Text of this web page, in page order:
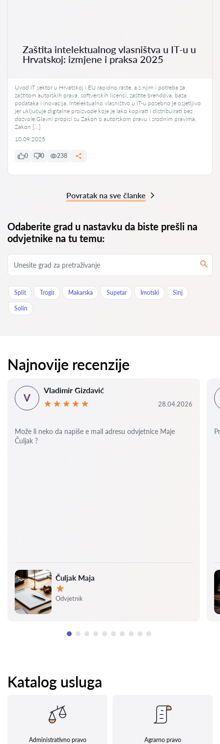
Zaštita intelektualnog vlasništva u IT-u u
Hrvatskoj: izmjene i praksa 2025
Uvod IT sektor u Hrvatskoj i EU rapidno raste, a s njim i potreba za
zaštitom autorskih prava, softverskih licenci, zaštite brendova, baza
podataka i inovacija. Intelektualno vlasništvo u IT-u posebno je osjetljivo
jer uključuje digitalne proizvode koje je lako kopirati i distribuirati bez
dozvole.Glavni propisi su Zakon o autorskom pravu i srodnim pravima,
Zakon […]
10.09.2025
0 0 238
Povratak na sve članke
Odaberite grad u nastavku da biste prešli na
odvjetnike na tu temu:
Split Trogir Makarska Supetar Imotski Sinj
Solin
Najnovije recenzije
Čuljak Maja
Ocjena:
Odvjetnik
V
Vladimir Gizdavić
28.04.2026
Može li neko da napiše e mail adresu odvjetnice Maje
Čuljak ?
Katalog usluga
Administrativno pravo Agrarno pravo